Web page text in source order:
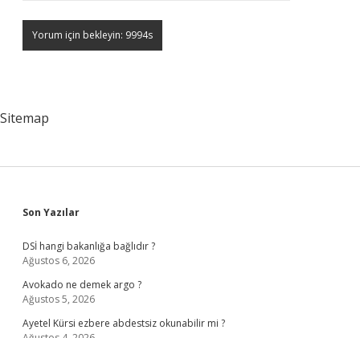
Sitemap
Sidebar
Son Yazılar
DSİ hangi bakanlığa bağlıdır ?
Ağustos 6, 2026
Avokado ne demek argo ?
Ağustos 5, 2026
Ayetel Kürsi ezbere abdestsiz okunabilir mi ?